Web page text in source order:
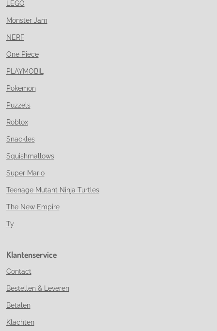
LEGO
Monster Jam
NERF
One Piece
PLAYMOBIL
Pokemon
Puzzels
Roblox
Snackles
Squishmallows
Super Mario
Teenage Mutant Ninja Turtles
The New Empire
Ty
Klantenservice
Contact
Bestellen & Leveren
Betalen
Klachten